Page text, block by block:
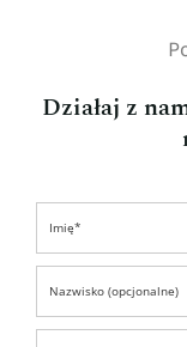
Działaj z